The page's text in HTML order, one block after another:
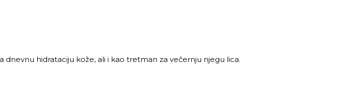
hidrataciju kože, ali i kao tretman za večernju njegu lica.